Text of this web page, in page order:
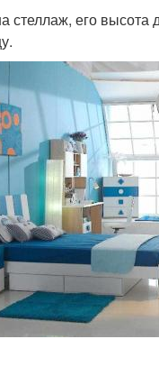
его высота